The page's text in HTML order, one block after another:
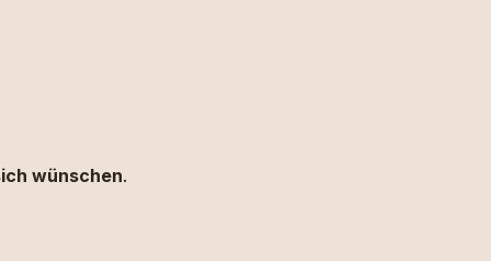
wünschen.